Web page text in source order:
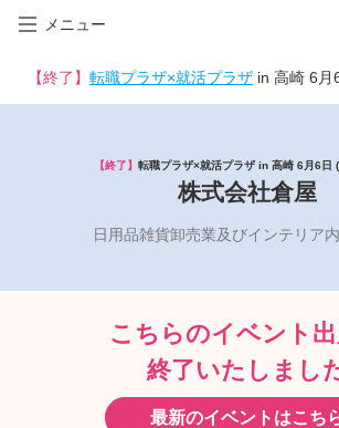
メニュー
【終了】 転職プラザ×就活プラザ in 高崎 6月
【終了】 転職プラザ×就活プラザ in 高崎 6月6日
株式会社倉屋
日用品雑貨卸売業及びインテリア
こちらのイベント
終了いたしまし
最新のイベントはこち